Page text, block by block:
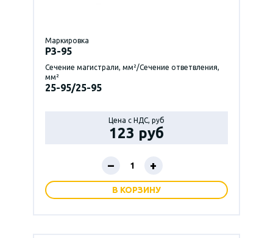
Маркировка
P3-95
Сечение магистрали, мм²/Сечение ответвления,
мм²
25-95/25-95
Цена с НДС, руб
123 руб
– +
В КОРЗИНУ